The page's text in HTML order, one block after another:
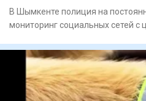
В Шымкенте полиция на
мониторинг социальных сетей